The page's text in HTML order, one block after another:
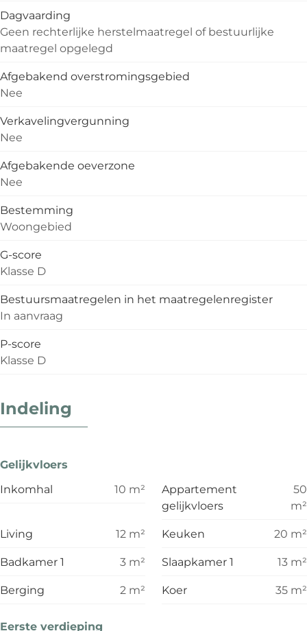
Dagvaarding
Geen rechterlijke herstelmaatregel of bestuurlijke
maatregel opgelegd
Afgebakend overstromingsgebied
Nee
Verkavelingvergunning
Nee
Afgebakende oeverzone
Nee
Bestemming
Woongebied
G-score
Klasse D
Bestuursmaatregelen in het maatregelenregister
In aanvraag
P-score
Klasse D
Indeling
Gelijkvloers
Inkomhal
10 m²
Appartement
gelijkvloers
50
m²
Living
12 m² Keuken 20 m²
Badkamer 1
3 m² Slaapkamer 1 13 m²
Berging
2 m² Koer 35 m²
Eerste verdieping